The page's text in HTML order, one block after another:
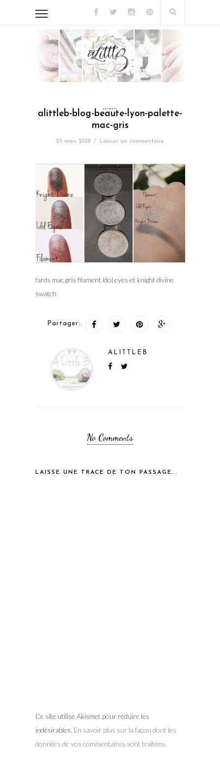
alittleb-blog-beaute-lyon-palette-
mac-gris
25 mars 2018 / Laisser un commentaire
fards mac gris filament idol eyes et knight divine
swatch
Partager:
ALITTLEB
No Comments
LAISSE UNE TRACE DE TON PASSAGE...
Ce site utilise Akismet pour réduire les
indésirables. En savoir plus sur la façon dont les
données de vos commentaires sont traitées.